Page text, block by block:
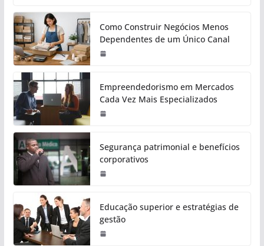
Como Construir Negócios Menos
Dependentes de um Único Canal
Empreendedorismo em Mercados
Cada Vez Mais Especializados
Segurança patrimonial e benefícios
corporativos
Educação superior e estratégias de
gestão